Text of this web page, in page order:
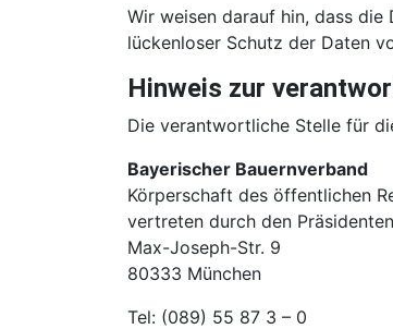
Wir weisen darauf hin, dass
lückenloser Schutz der Daten
Hinweis zur
Die verantwortliche Stelle für
Bayerischer Bauernverband
Körperschaft des öffentlichen
vertreten durch den
Max-Joseph-Str. 9
80333 München
Tel: (089) 55 87 3 – 0